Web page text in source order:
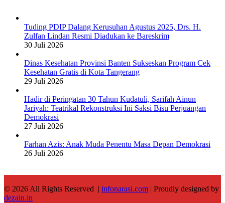
Tuding PDIP Dalang Kerusuhan Agustus 2025, Drs. H.
Zulfan Lindan Resmi Diadukan ke Bareskrim
30 Juli 2026
Dinas Kesehatan Provinsi Banten Sukseskan Program Cek
Kesehatan Gratis di Kota Tangerang
29 Juli 2026
Hadir di Peringatan 30 Tahun Kudatuli, Sarifah Ainun
Jariyah: Teatrikal Rekonstruksi Ini Saksi Bisu Perjuangan
Demokrasi
27 Juli 2026
Farhan Azis: Anak Muda Penentu Masa Depan Demokrasi
26 Juli 2026
© 2026 All Rights Reserved | infonarasi.com | Proudly designed by
dezain.in